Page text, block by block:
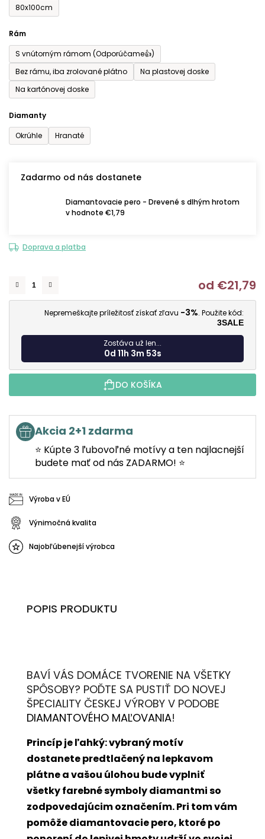
80x100cm
Rám
S vnútorným rámom (Odporúčame👍)
Bez rámu, iba zrolované plátno
Na plastovej doske
Na kartónovej doske
Diamanty
Okrúhle
Hranaté
Zadarmo od nás dostanete
Diamantovacie pero - Drevené s dlhým hrotom
v hodnote €1,79
Doprava a platba
od €21,79
Nepremeškajte príležitosť získať zľavu -3%. Použite kód:
3SALE
Zostáva už len...
0d 11h 3m 51s
DO KOŠÍKA
Akcia 2+1 zdarma
⭐ Kúpte 3 ľubovoľné motívy a ten najlacnejší
budete mať od nás ZADARMO! ⭐
Výroba v EÚ
Výnimočná kvalita
Najobľúbenejší výrobca
POPIS PRODUKTU
BAVÍ VÁS DOMÁCE TVORENIE NA VŠETKY
SPÔSOBY? POĎTE SA PUSTIŤ DO NOVEJ
ŠPECIALITY ČESKEJ VÝROBY V PODOBE
DIAMANTOVÉHO MAĽOVANIA!
Princíp je ľahký: vybraný motív
dostanete predtlačený na lepkavom
plátne a vašou úlohou bude vyplniť
všetky farebné symboly diamantmi so
zodpovedajúcim označením. Pri tom vám
pomôže diamantovacie pero, ktoré po